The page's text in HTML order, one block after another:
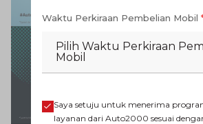
Waktu Perkiraan Pembelian Mobil
Pilih Waktu Perkiraan
Mobil
Saya setuju untuk menerima
layanan dari Auto2000 sesuai